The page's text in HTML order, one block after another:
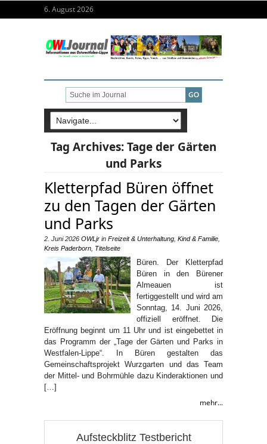
6. August 2026
Tag Archives:Tage der Gärten
und Parks
Kletterpfad Büren öffnet
zu den Tagen der Gärten
und Parks
2. Juni 2026 OWLjr in Freizeit & Unterhaltung Kind & Familie
Kreis Paderborn Titelseite
Büren. Der Kletterpfad
Büren in den Bürener
Almeauen ist
fertiggestellt und wird am
Sonntag, 14. Juni 2026,
offiziell eröffnet. Die
Eröffnung beginnt um 11 Uhr und ist eingebettet in
das Programm der „Tage der Gärten und Parks in
Westfalen-Lippe“. In Büren gestalten das
Gemeinschaftsprojekt Wurzgarten und das Team
der Mittel- und Bohrmühle dazu Kinderaktionen und
[…]
mehr...
Aufsteckblitz Testbericht